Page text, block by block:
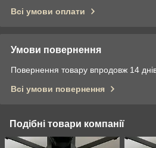
Всі умови оплати
Умови повернення
Повернення товару впродовж 14
Всі умови повернення
Подібні товари компанії